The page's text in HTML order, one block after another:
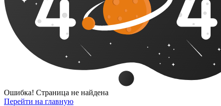
Ошибка! Страница не найдена
Перейти на главную